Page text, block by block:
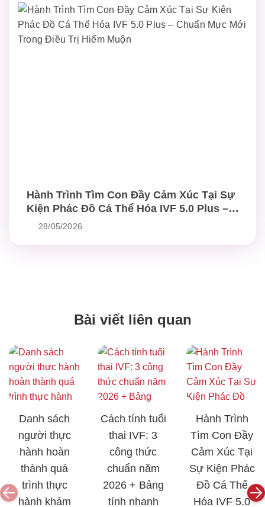
Hành Trình Tìm Con Đầy Cảm Xúc Tại Sự
Kiện Phác Đồ Cá Thể Hóa IVF 5.0 Plus –
Chuẩn Mực Mới Trong Điều Trị Hiếm Muộn
28/05/2026
Bài viết liên quan
Danh sách
người thực
hành hoàn
thành quá
trình thực
hành khám
Cách tính tuổi
thai IVF: 3
công thức
chuẩn năm
2026 + Bảng
tính nhanh
Hành Trình
Tìm Con Đầy
Cảm Xúc Tại
Sự Kiện Phác
Đồ Cá Thể
Hóa IVF 5.0